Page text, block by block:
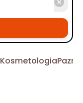
Kosmetologia